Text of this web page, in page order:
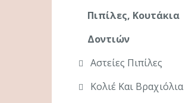
Πιπίλες, Κουτάκια
Δοντιών
Αστείες Πιπίλες
Κολιέ Και Βραχιόλια